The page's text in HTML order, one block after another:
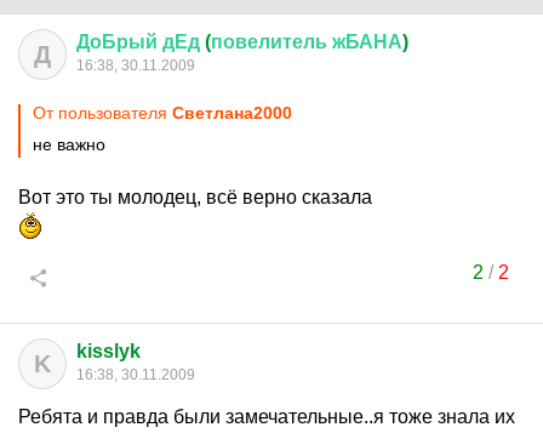
Д ДоБрый дЕд (повелитель жБАНА)
16:38, 30.11.2009
От пользователя Cвeтлaнa2000
не важно
Вот это ты молодец, всё верно сказала
2 / 2
K kisslyk
16:38, 30.11.2009
Ребята и правда были замечательные..я тоже знала их